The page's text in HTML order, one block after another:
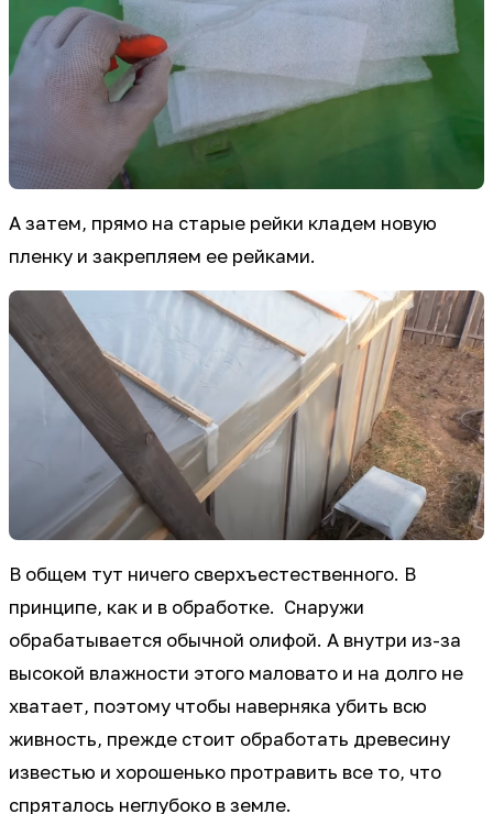
А затем, прямо на старые рейки кладем новую
пленку и закрепляем ее рейками.
В общем тут ничего сверхъестественного. В
принципе, как и в обработке. Снаружи
обрабатывается обычной олифой. А внутри из-за
высокой влажности этого маловато и на долго не
хватает, поэтому чтобы наверняка убить всю
живность, прежде стоит обработать древесину
известью и хорошенько протравить все то, что
спряталось неглубоко в земле.